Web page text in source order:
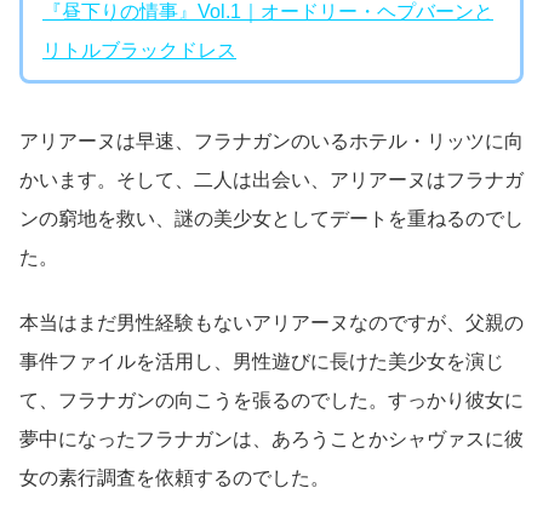
『昼下りの情事』Vol.1｜オードリー・ヘプバーンと
リトルブラックドレス
アリアーヌは早速、フラナガンのいるホテル・リッツに向
かいます。そして、二人は出会い、アリアーヌはフラナガ
ンの窮地を救い、謎の美少女としてデートを重ねるのでし
た。
本当はまだ男性経験もないアリアーヌなのですが、父親の
事件ファイルを活用し、男性遊びに長けた美少女を演じ
て、フラナガンの向こうを張るのでした。すっかり彼女に
夢中になったフラナガンは、あろうことかシャヴァスに彼
女の素行調査を依頼するのでした。